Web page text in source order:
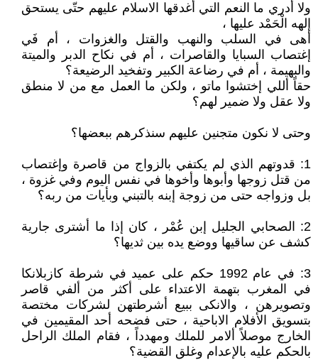
ولا أدري ما النعم التي أغدقها الاسلام عليهم حتّى يستحق
إلهه الْحَمْد عليها ،
أهى في السلب والنهب والقتل والغزوات ، أم فَي
إغتصاب السبايا والقاصرات ، أم في نكاح الدبر والميتة
والبهيمة ، أم في رضاعة الكبير وتفخيد الرضيعة؟
حقاً أللي إختشوا ماتو ، ولكن ما العمل مع من لا منطق
ولا عقل ولا ضمير لهم؟
وحتى لا نكون متجنين عليهم سنذكرهم ببعضها؟
1: قدوتهم الذي لم يكتفي بالزواج من قاصرة وإغتصاب
من قتل زوجها وأبوها وأخوها في نفس اليوم وفي غزوة ،
بل وزواجه حتى من زوجة إبنه بالتبني وبأيات من ربه؟
2: الصحابي الجليل إبن عُمْر ، كان إذا ما أشترى جارية
كشف عن ساقيها ووضع يده بين ثديها؟
3: في عام 1992 حكم على عميد في شرطة كازبلانكا
في المغرب بتهمة الاعتداء على أكثر من ألفي قاصر
وتصويرهن ، والانكى ببيع أشرطتهن لشركات مختصة
بتسويق الأفلام الاباحية ، حتى فضحه أحد المقيمين في
الخارج موصلاً ألامر للملك ومهدداً ، فقام الملك الراحل
بالحكم عليه بالإعدام وغلق القضية؟